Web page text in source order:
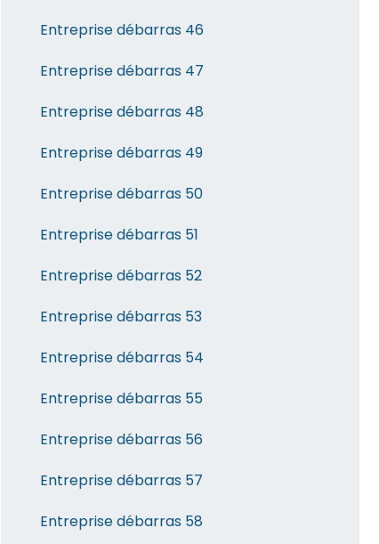
Entreprise débarras 46
Entreprise débarras 47
Entreprise débarras 48
Entreprise débarras 49
Entreprise débarras 50
Entreprise débarras 51
Entreprise débarras 52
Entreprise débarras 53
Entreprise débarras 54
Entreprise débarras 55
Entreprise débarras 56
Entreprise débarras 57
Entreprise débarras 58